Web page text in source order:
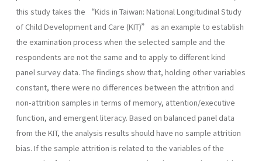
this study takes the “Kids in Taiwan: National Longitudinal Study
of Child Development and Care (KIT)” as an example to establish
the examination process when the selected sample and the
respondents are not the same and to apply to different kind
panel survey data. The findings show that, holding other variables
constant, there were no differences between the attrition and
non-attrition samples in terms of memory, attention/executive
function, and emergent literacy. Based on balanced panel data
from the KIT, the analysis results should have no sample attrition
bias. If the sample attrition is related to the variables of the